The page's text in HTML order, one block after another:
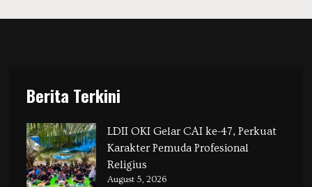
Berita Terkini
LDII OKI Gelar CAI ke-47, Perkuat
Karakter Pemuda Profesional
Religius
August 5, 2026